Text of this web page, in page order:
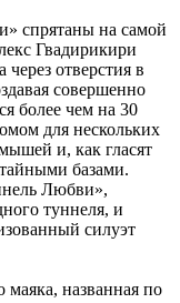
спрятаны на самой
Гвадирикири
отверстия в
совершенно
более чем на 30
для нескольких
и, как гласят
базами.
Любви»,
туннеля, и
силуэт
маяка, названная по